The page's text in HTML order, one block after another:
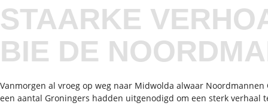
STAARKE
BIE DE
Vanmorgen al vroeg op weg naar Midwolda alwaar Noordmannen
een aantal Groningers hadden uitgenodigd om een sterk verhaal